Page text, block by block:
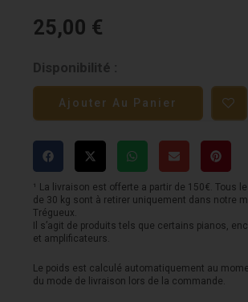
25,00 €
Disponibilité :
quantité
de
Sangle
Jacquard
GROOVIT
-
Perse
Saphire
Ajouter Au Panier
¹ La livraison est offerte a partir de 150€. Tous
de 30 kg sont à retirer uniquement dans notre
Trégueux.
Il s’agit de produits tels que certains pianos,
et amplificateurs.
Le poids est calculé automatiquement au
du mode de livraison lors de la commande.